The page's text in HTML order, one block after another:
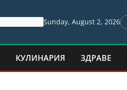
Sunday, August 2, 2026
КУЛИНАРИЯ ЗДРАВЕ